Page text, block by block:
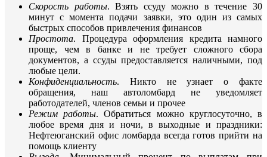
Скорость работы. Взять ссуду можно в течение 30
минут с момента подачи заявки, это один из самых
быстрых способов привлечения финансов
Простота. Процедура оформления кредита намного
проще, чем в банке и не требует сложного сбора
документов, а ссуды предоставляется наличными, под
любые цели.
Конфиденциальность. Никто не узнает о факте
обращения, наш автоломбард не уведомляет
работодателей, членов семьи и прочее
Режим работы. Обратиться можно круглосуточно, в
любое время дня и ночи, в выходные и праздники:
Нефтеюганский офис ломбарда всегда готов прийти на
помощь клиенту